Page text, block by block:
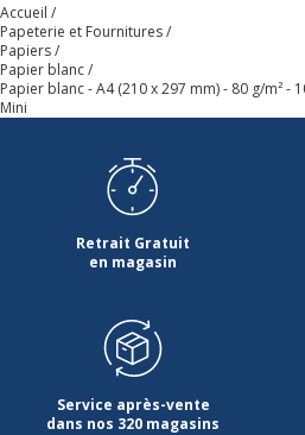
Accueil
Papeterie et Fournitures
Papiers
Papier blanc
Papier blanc - A4 (210 x 297 mm) - 80 g/m² -
Mini
Retrait Gratuit
en magasin
Service après-vente
dans nos 320 magasins